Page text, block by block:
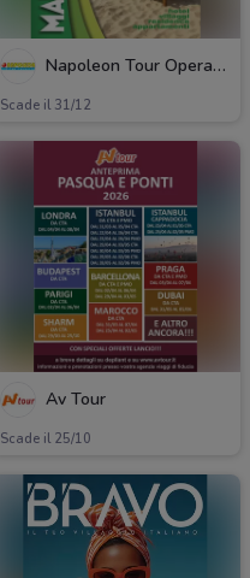
Napoleon Tour Operator
Scade il 31/12
Av Tour
Scade il 25/10